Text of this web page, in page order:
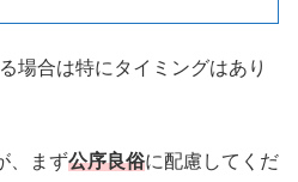
場合は特にタイミングはあり
、まず公序良俗に配慮してくだ